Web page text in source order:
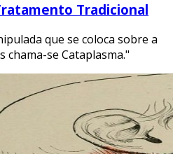
Tradicional
que se coloca sobre a
se Cataplasma."